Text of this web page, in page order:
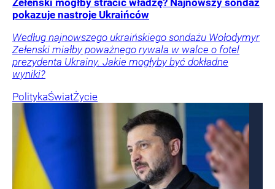
Zełenski mógłby stracić władzę? Najnowszy sondaż
pokazuje nastroje Ukraińców
Według najnowszego ukraińskiego sondażu Wołodymyr
Zełenski miałby poważnego rywala w walce o fotel
prezydenta Ukrainy. Jakie mogłyby być dokładne
wyniki?
PolitykaŚwiatŻycie